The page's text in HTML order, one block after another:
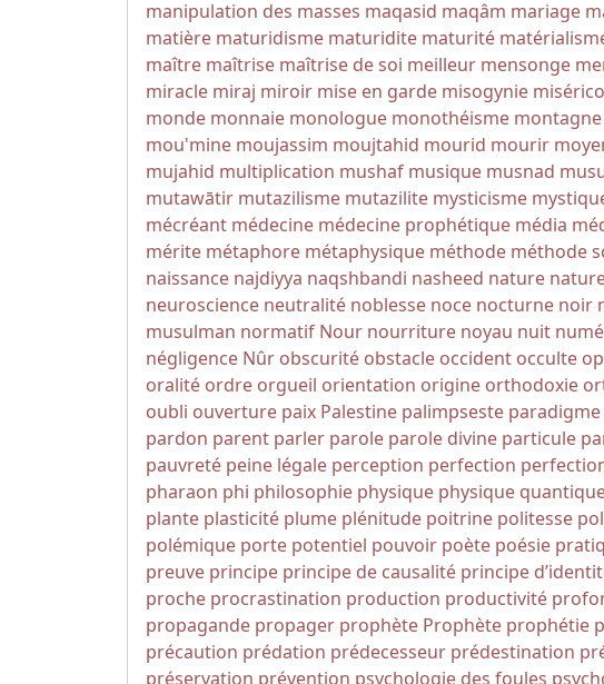
manipulation des masses maqasid maqâm mariage
matière maturidisme maturidite maturité
maître maîtrise maîtrise de soi meilleur mensonge
miracle miraj miroir mise en garde misogynie
monde monnaie monologue monothéisme montagne
mou'mine moujassim moujtahid mourid mourir
mujahid multiplication mushaf musique musnad
mutawātir mutazilisme mutazilite mysticisme
mécréant médecine médecine prophétique média
mérite métaphore métaphysique méthode méthode
naissance najdiyya naqshbandi nasheed nature
neuroscience neutralité noblesse noce nocturne noir
musulman normatif Nour nourriture noyau nuit
négligence Nûr obscurité obstacle occident occulte
oralité ordre orgueil orientation origine orthodoxie
oubli ouverture paix Palestine palimpseste paradigme
pardon parent parler parole parole divine particule
pauvreté peine légale perception perfection
pharaon phi philosophie physique physique
plante plasticité plume plénitude poitrine politesse
polémique porte potentiel pouvoir poète poésie
preuve principe principe de causalité principe
proche procrastination production productivité
propagande propager prophète Prophète prophétie
précaution prédation prédecesseur prédestination
préservation prévention psychologie des foules